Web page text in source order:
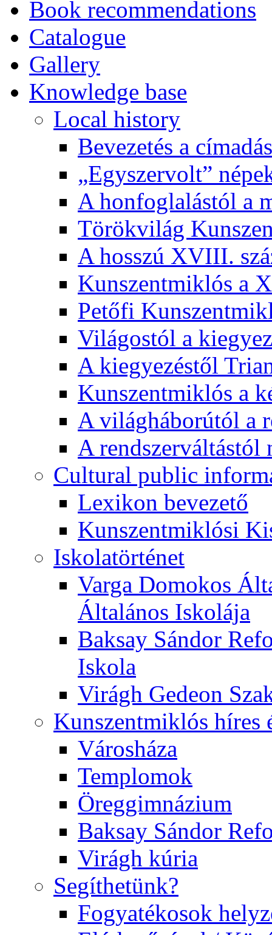
Book recommendations
Catalogue
Gallery
Knowledge base
Local history
Bevezetés a
„Egyszervolt”
A honfoglalástól a
Törökvilág
A hosszú XVIII.
Kunszentmiklós a
Petőfi
Világostól a
A kiegyezéstől
Kunszentmiklós a
A világháborútól a
A rendszerváltástól
Cultural public
Lexikon bevezető
Kunszentmiklósi
Iskolatörténet
Varga Domokos
Általános Iskolája
Baksay Sándor
Iskola
Virágh Gedeon
Kunszentmiklós híres
Városháza
Templomok
Öreggimnázium
Baksay Sándor
Virágh kúria
Segíthetünk?
Fogyatékosok